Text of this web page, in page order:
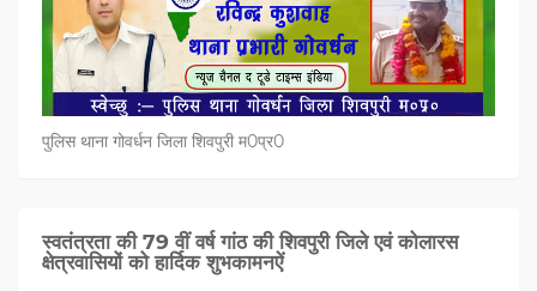
पुलिस थाना गोवर्धन जिला शिवपुरी म0प्र0
स्वतंत्रता की 79 वीं वर्ष गांठ की शिवपुरी जिले एवं कोलारस
क्षेत्रवासियों को हार्दिक शुभकामनऐं